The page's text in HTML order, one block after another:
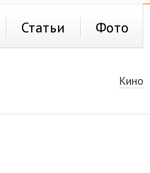
Статьи Фото
Кино